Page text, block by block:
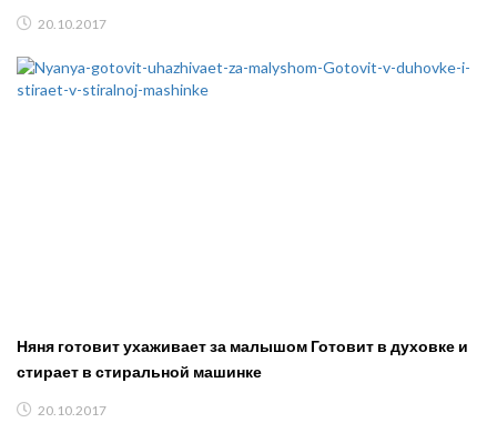
20.10.2017
Няня готовит ухаживает за малышом Готовит в духовке и
стирает в стиральной машинке
20.10.2017